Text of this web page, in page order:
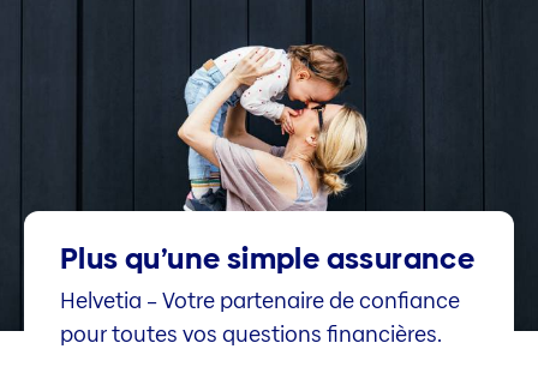
Plus qu’une simple assurance
Helvetia – Votre partenaire de confiance
pour toutes vos questions financières.